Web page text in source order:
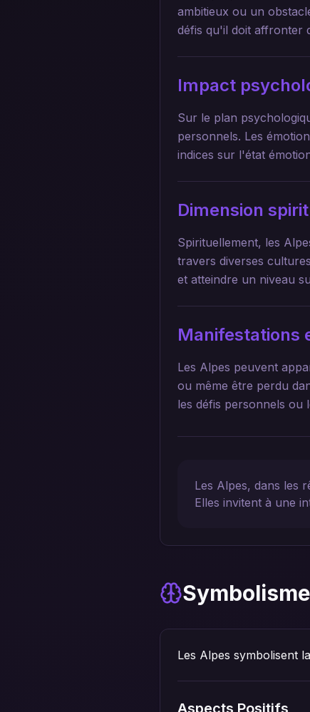
ambitieux ou un
défis qu'il doit affronter
Impact
Sur le plan
personnels. Les
indices sur l'état
Dimension
Spirituellement, les
travers diverses
et atteindre un niveau
Manifestations
Les Alpes peuvent
ou même être perdu
les défis personnels ou
Les Alpes, dans les
Elles invitent à une
Les Alpes symbolisent
Aspects Positifs